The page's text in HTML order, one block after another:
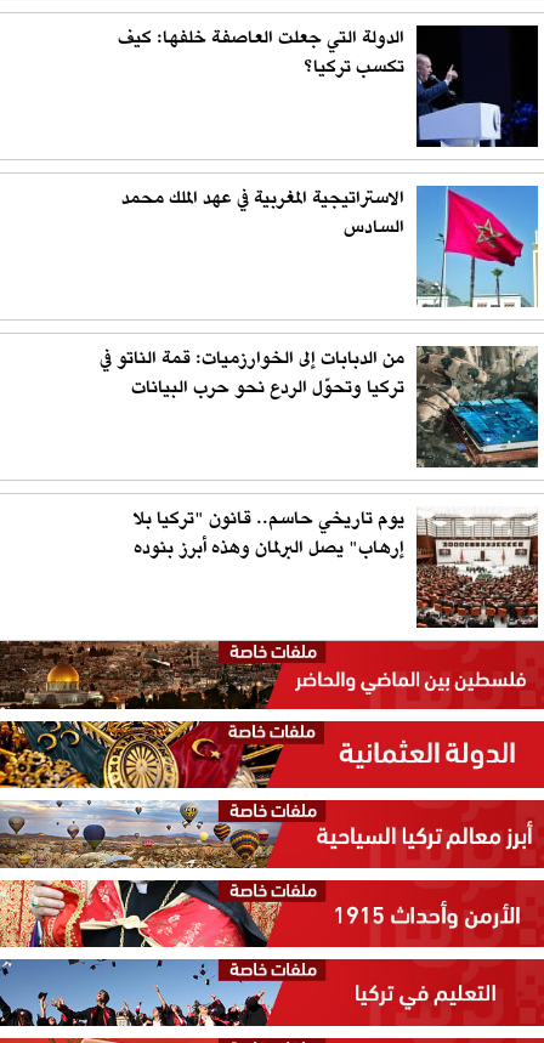
الدولة التي جعلت العاصفة خلفها: كيف
تكسب تركيا؟
الاستراتيجية المغربية في عهد الملك محمد
السادس
من الدبابات إلى الخوارزميات: قمة الناتو في
تركيا وتحوّل الردع نحو حرب البيانات
يوم تاريخي حاسم.. قانون "تركيا بلا
إرهاب" يصل البرلمان وهذه أبرز بنوده